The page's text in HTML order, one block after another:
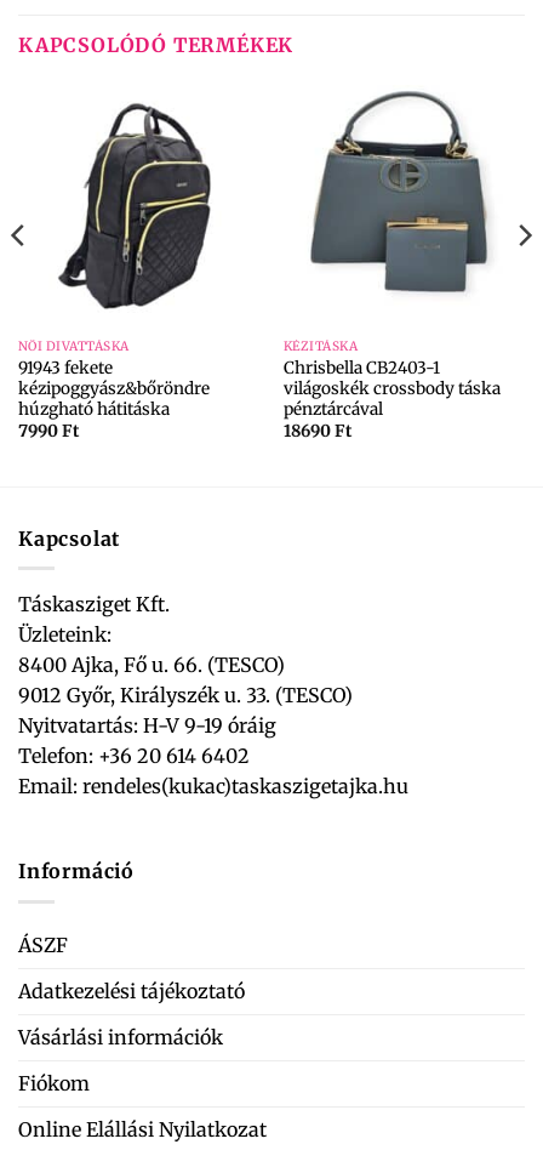
KAPCSOLÓDÓ TERMÉKEK
NŐI DIVATTÁSKA
91943 fekete
kézipoggyász&bőröndre
húzgható hátitáska
7990Ft
KÉZITÁSKA
Chrisbella CB2403-1
világoskék crossbody táska
pénztárcával
18690Ft
Kapcsolat
Táskasziget Kft.
Üzleteink:
8400 Ajka, Fő u. 66. (TESCO)
9012 Győr, Királyszék u. 33. (TESCO)
Nyitvatartás: H-V 9-19 óráig
Telefon: +36 20 614 6402
Email: rendeles(kukac)taskaszigetajka.hu
Információ
ÁSZF
Adatkezelési tájékoztató
Vásárlási információk
Fiókom
Online Elállási Nyilatkozat